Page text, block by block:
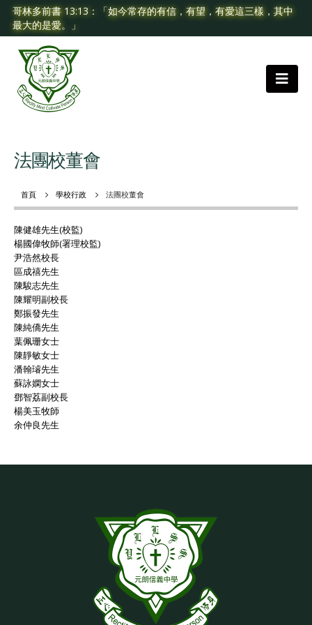
哥林多前書 13:13：「如今常存的有信，有望，有愛這三樣，其中
最大的是愛。」
首頁 學校行政 法團校董會
法團校董會
陳健雄先生(校監)
楊國偉牧師(署理校監)
尹浩然校長
區成禧先生
陳駿志先生
陳耀明副校長
鄭振發先生
陳純僑先生
葉佩珊女士
陳靜敏女士
潘翰璿先生
蘇詠嫻女士
鄧智荔副校長
楊美玉牧師
余仲良先生